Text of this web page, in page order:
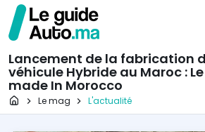
Lancement de la fabrication
véhicule Hybride au Maroc :
made In Morocco
Page d'accueil
Le mag L'actualité